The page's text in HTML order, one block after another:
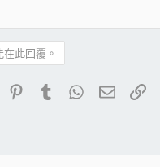
此回覆。
Reddit PinterestTumblrWhatsApp
電子